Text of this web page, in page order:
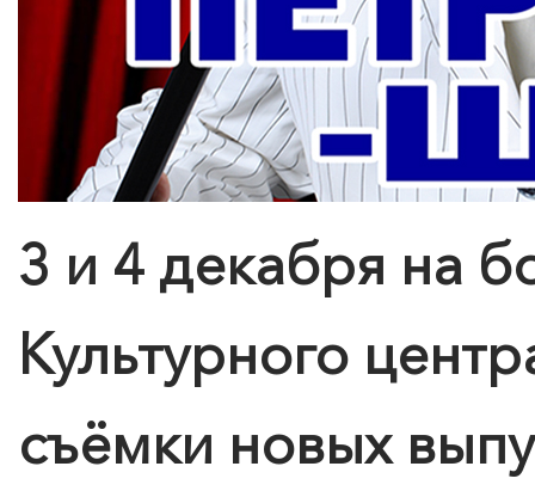
3 и 4 декабря на
Культурного
съёмки новых